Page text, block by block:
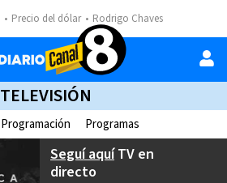
Precio del dólar Rodrigo Chaves
TELEVISIÓN
Programación Programas
Seguí aquíTV en
directo